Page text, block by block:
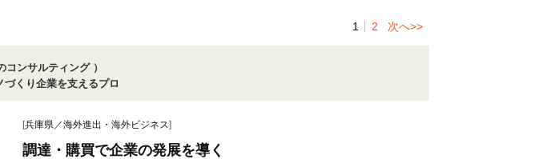
1 2 次へ>>
コンサルティング ）
くり企業を支えるプロ
[兵庫県／海外進出・海外ビジネス]
調達・購買で企業の発展を導く